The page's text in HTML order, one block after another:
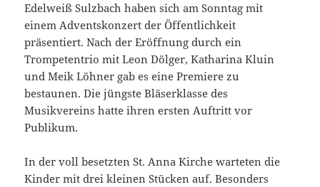
Edelweiß Sulzbach haben sich am Sonntag mit
einem Adventskonzert der Öffentlichkeit
präsentiert. Nach der Eröffnung durch ein
Trompetentrio mit Leon Dölger, Katharina Kluin
und Meik Löhner gab es eine Premiere zu
bestaunen. Die jüngste Bläserklasse des
Musikvereins hatte ihren ersten Auftritt vor
Publikum.
In der voll besetzten St. Anna Kirche warteten die
Kinder mit drei kleinen Stücken auf. Besonders